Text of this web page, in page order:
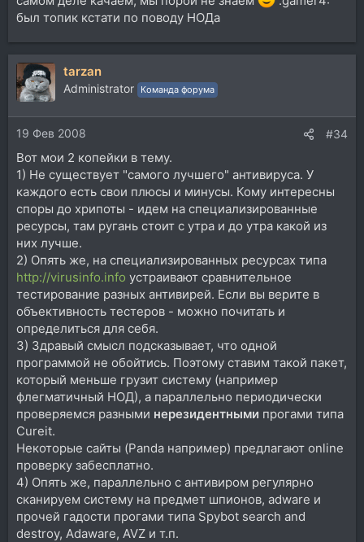
был топик кстати по поводу НОДа
tarzan
Administrator Команда форума
19 Фев 2008 #34
Вот мои 2 копейки в тему.
1) Не существует "самого лучшего" антивируса. У
каждого есть свои плюсы и минусы. Кому интересны
споры до хрипоты - идем на специализированные
ресурсы, там ругань стоит с утра и до утра какой из
них лучше.
2) Опять же, на специализированных ресурсах типа
http://virusinfo.info устраивают сравнительное
тестирование разных антивирей. Если вы верите в
объективность тестеров - можно почитать и
определиться для себя.
3) Здравый смысл подсказывает, что одной
программой не обойтись. Поэтому ставим такой пакет,
который меньше грузит систему (например
флегматичный НОД), а параллельно периодически
проверяемся разными нерезидентными прогами типа
Cureit.
Некоторые сайты (Panda например) предлагают online
проверку забесплатно.
4) Опять же, параллельно с антивиром регулярно
сканируем систему на предмет шпионов, adware и
прочей гадости прогами типа Spybot search and
destroy, Adaware, AVZ и т.п.